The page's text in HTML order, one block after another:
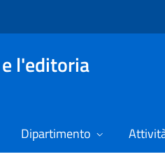
l'editoria
Dipartimento